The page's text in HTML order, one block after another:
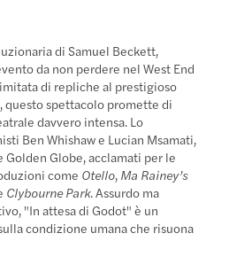
di Samuel Beckett,
da non perdere nel West End
di repliche al prestigioso
questo spettacolo promette di
davvero intensa. Lo
Ben Whishaw e Lucian Msamati,
Golden Globe, acclamati per le
come Otello, Ma Rainey’s
Clybourne Park. Assurdo ma
"In attesa di Godot" è un
condizione umana che risuona